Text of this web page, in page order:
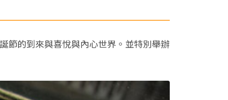
節的到來與喜悅與內心世界。並特別舉辦